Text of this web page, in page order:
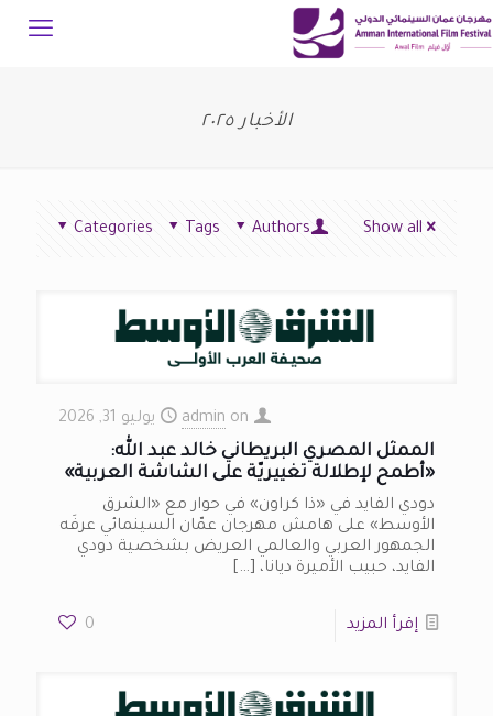
الأخبار ٢٠٢٥
Categories Tags Authors Show all
admin on يوليو 31, 2026
الممثل المصري البريطاني خالد عبد الله:
«أطمح لإطلالة تغييريّة على الشاشة العربية»
دودي الفايد في «ذا كراون» في حوار مع «الشرق
الأوسط» على هامش مهرجان عمّان السينمائي عرفَه
الجمهور العربي والعالمي العريض بشخصية دودي
الفايد، حبيب الأميرة ديانا، […]
0 إقرأ المزيد